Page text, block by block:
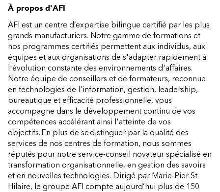
À propos d'AFI
AFI est un centre d’expertise bilingue certifié par les plus
grands manufacturiers. Notre gamme de formations et
nos programmes certifiés permettent aux individus, aux
équipes et aux organisations de s'adapter rapidement à
l'évolution constante des environnements d'affaires.
Notre équipe de conseillers et de formateurs, reconnue
en technologies de l'information, gestion, leadership,
bureautique et efficacité professionnelle, vous
accompagne dans le développement continu de vos
compétences accélérant ainsi l'atteinte de vos
objectifs. En plus de se distinguer par la qualité des
services de nos centres de formation, nous sommes
réputés pour notre service-conseil novateur spécialisé en
transformation organisationnelle, en gestion des savoirs
et en nouvelles technologies. Dirigé par Marie-Pier St-
Hilaire, le groupe AFI compte aujourd’hui plus de 150